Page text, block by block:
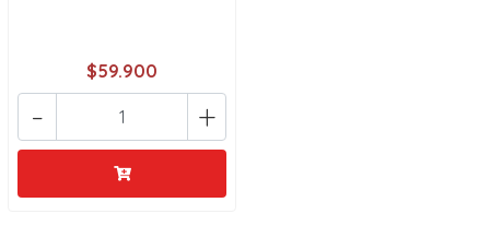
$59.900
+
-